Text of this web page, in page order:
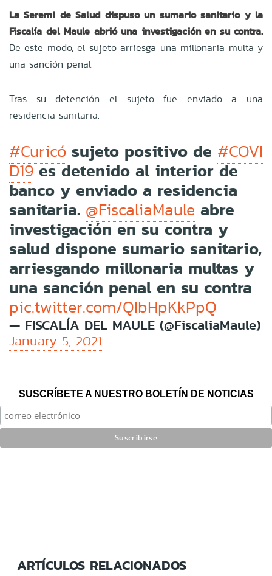
La Seremi de Salud dispuso un sumario sanitario y la
Fiscalía del Maule abrió una investigación en su contra.
De este modo, el sujeto arriesga una millonaria multa y
una sanción penal.
Tras su detención el sujeto fue enviado a una
residencia sanitaria.
#Curicó sujeto positivo de #COVI
D19es detenido al interior de
banco y enviado a residencia
sanitaria. @FiscaliaMaule abre
investigación en su contra y
salud dispone sumario sanitario,
arriesgando millonaria multas y
una sanción penal en su contra
pic.twitter.com/QIbHpKkPpQ
— FISCALÍA DEL MAULE (@FiscaliaMaule)
January 5, 2021
SUSCRÍBETE A NUESTRO BOLETÍN DE NOTICIAS
ARTÍCULOS RELACIONADOS